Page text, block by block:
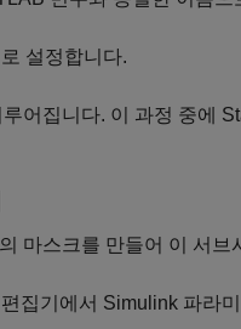
로 설정합니다.
어집니다. 이 과정 중에
마스크를 만들어 이 서
집기에서 Simulink 파라